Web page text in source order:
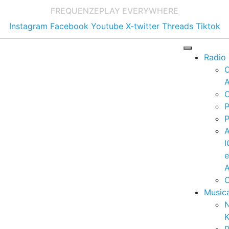
FREQUENZEPLAY EVERYWHERE
Instagram Facebook Youtube X-twitter Threads Tiktok
Radio
e